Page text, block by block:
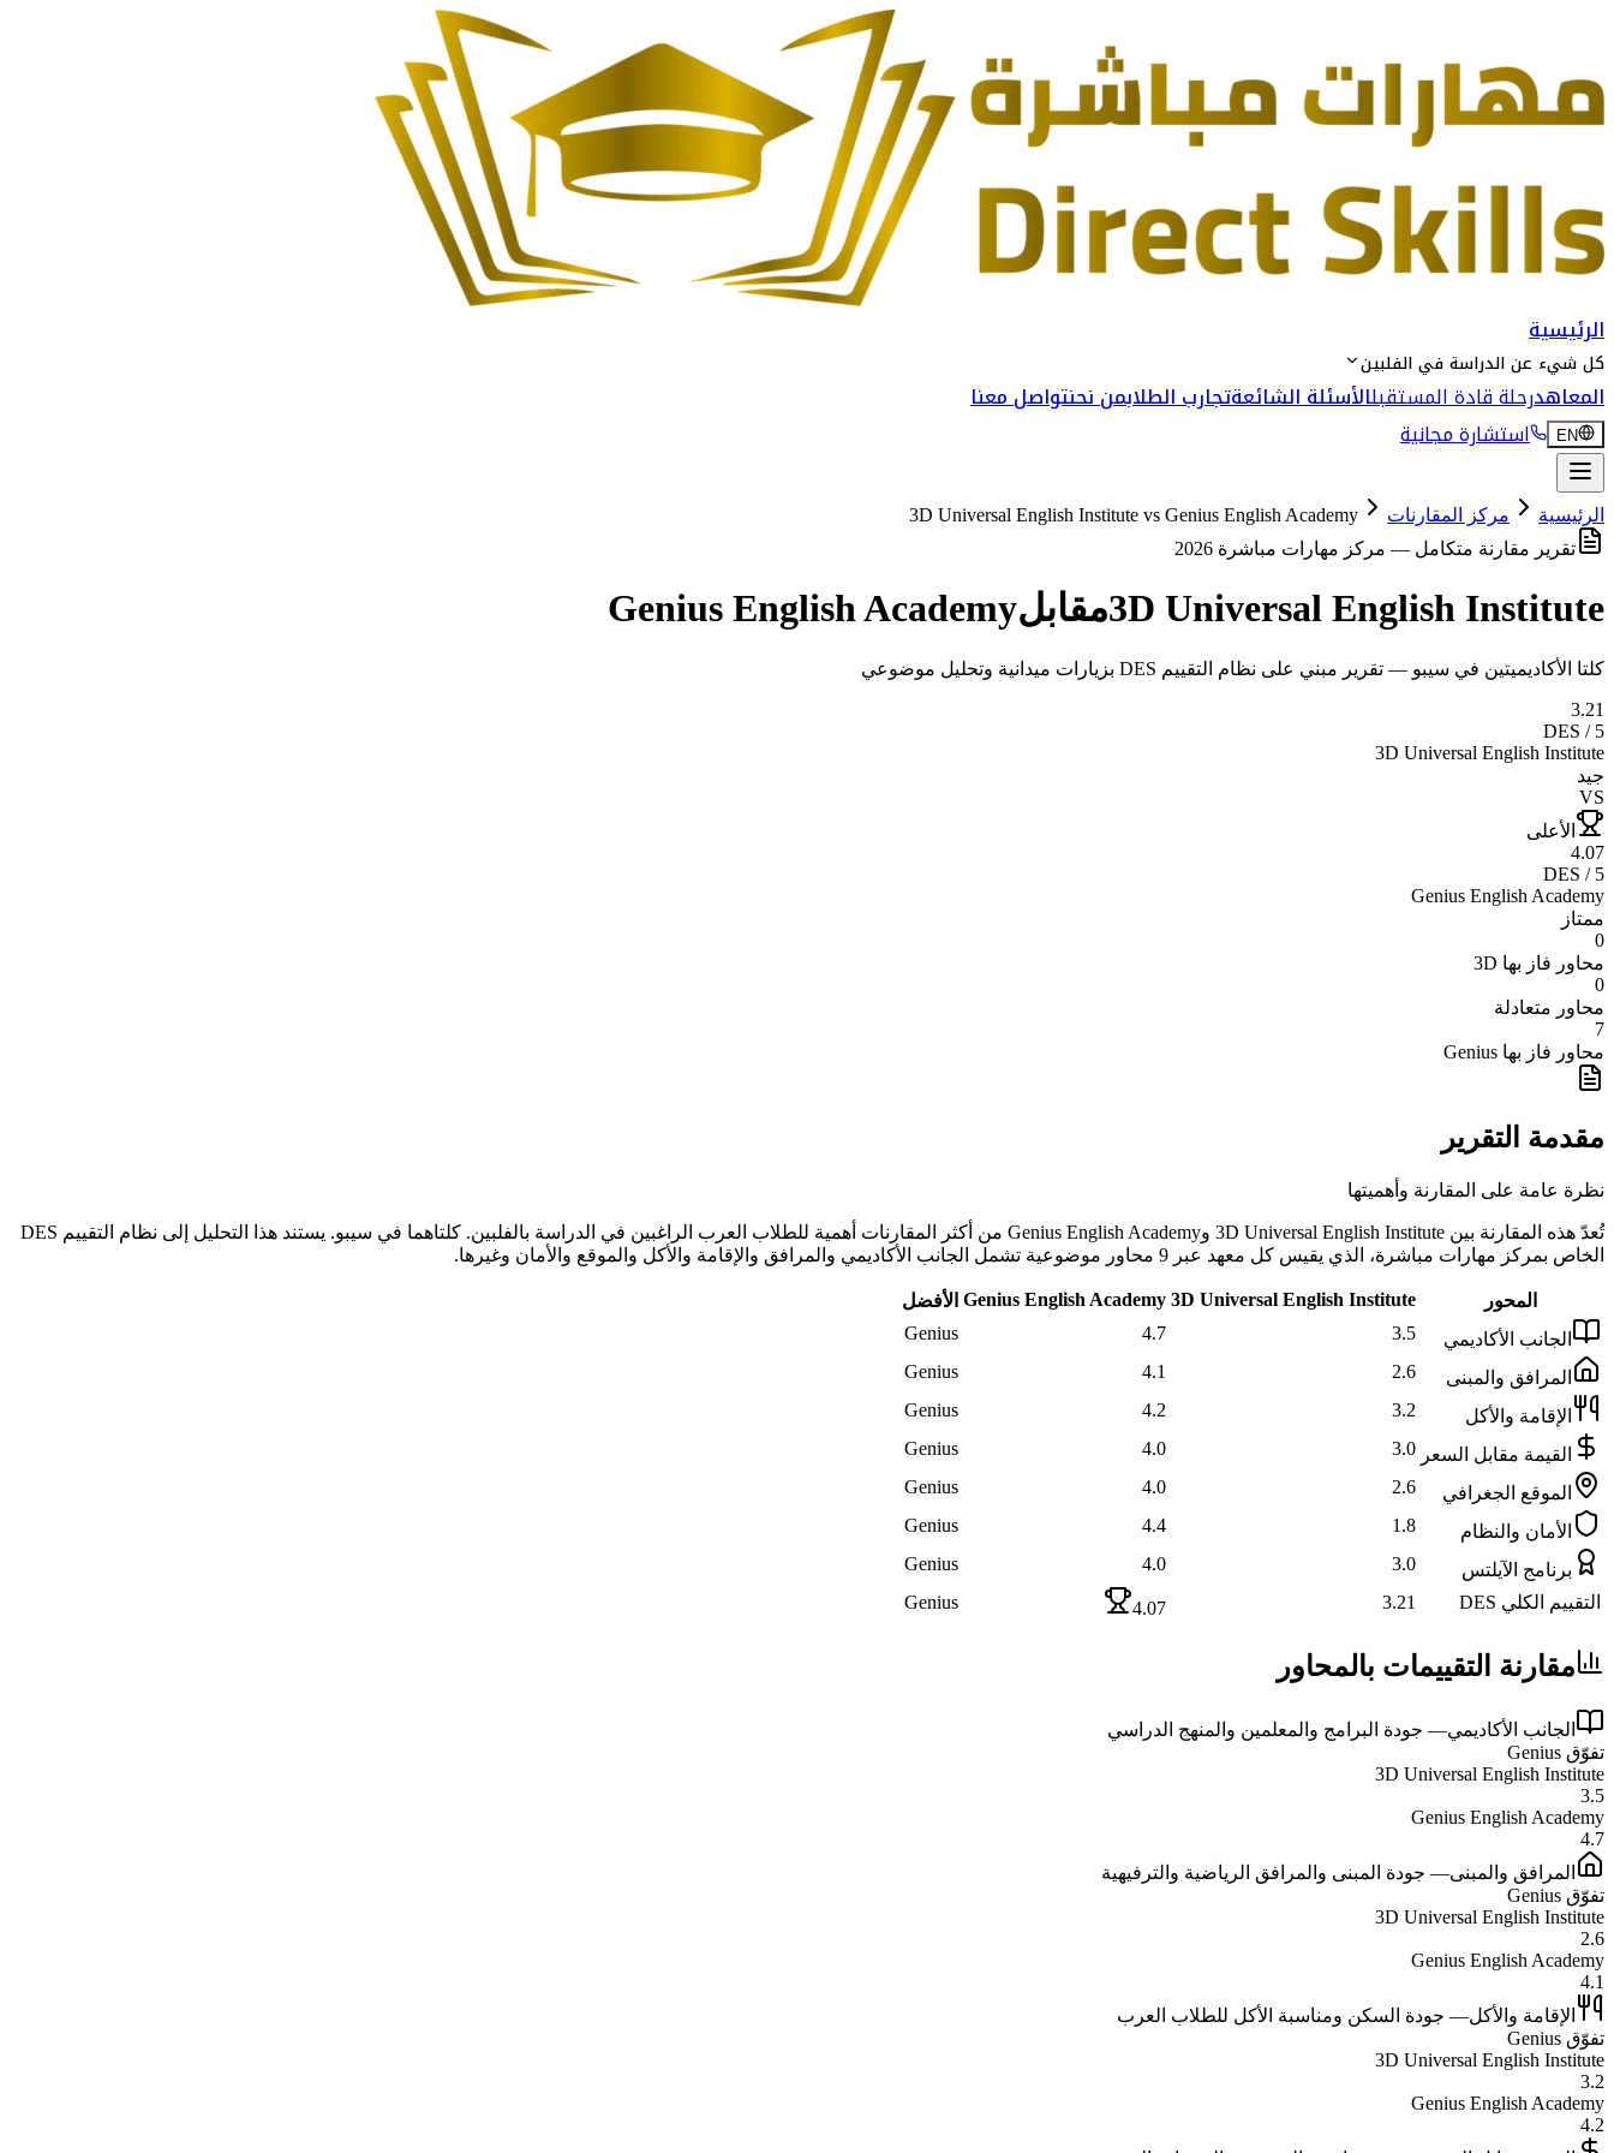
الرئيسية
كل شيء عن الدراسة في الفلبين
المعاهدرحلة قادة المستقبلالأسئلة الشائعةتجارب الطلابمن نحنتواصل معنا
EN استشارة مجانية
الرئيسية مركز المقارنات 3D Universal English Institute vs Genius English Academy
تقرير مقارنة متكامل — مركز مهارات مباشرة 2026
3D Universal English InstituteمقابلGenius English Academy
كلتا الأكاديميتين في سيبو — تقرير مبني على نظام التقييم DES بزيارات ميدانية وتحليل موضوعي
3.21
DES / 5
3D Universal English Institute
جيد
VS
الأعلى
4.07
DES / 5
Genius English Academy
ممتاز
0
محاور فاز بها 3D
0
محاور متعادلة
7
محاور فاز بها Genius
مقدمة التقرير
نظرة عامة على المقارنة وأهميتها
تُعدّ هذه المقارنة بين 3D Universal English Institute وGenius English Academy من أكثر المقارنات أهمية للطلاب العرب الراغبين في الدراسة بالفلبين. كلتاهما في سيبو. يستند هذا التحليل إلى نظام التقييم DES
الخاص بمركز مهارات مباشرة، الذي يقيس كل معهد عبر 9 محاور موضوعية تشمل الجانب الأكاديمي والمرافق والإقامة والأكل والموقع والأمان وغيرها.
المحور 3D Universal English Institute
Genius English Academy الأفضل
الجانب الأكاديمي
3.5
4.7
Genius
المرافق والمبنى 2.6
4.1
Genius
الإقامة والأكل 3.2
4.2
Genius
القيمة مقابل السعر 3.0
4.0
Genius
الموقع الجغرافي 2.6
4.0
Genius
الأمان والنظام 1.8
4.4
Genius
برنامج الآيلتس 3.0
4.0
Genius
التقييم الكلي DES
3.21
4.07
Genius
مقارنة التقييمات بالمحاور
الجانب الأكاديمي— جودة البرامج والمعلمين والمنهج الدراسي
تفوّق Genius
3D Universal English Institute
3.5
Genius English Academy
4.7
المرافق والمبنى— جودة المبنى والمرافق الرياضية والترفيهية
تفوّق Genius
3D Universal English Institute
2.6
Genius English Academy
4.1
الإقامة والأكل— جودة السكن ومناسبة الأكل للطلاب العرب
تفوّق Genius
3D Universal English Institute
3.2
Genius English Academy
4.2